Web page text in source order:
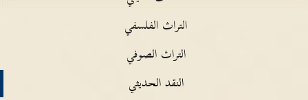
التراث الفلسفي
التراث الصوفي
النقد الحديثي